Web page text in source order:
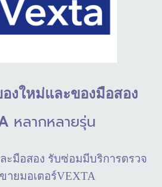
งใหม่และของมือสอง
หลากหลายรุ่น
ะมือสอง รับซ่อมมีบริการตรวจ
ายมอเตอร์VEXTA